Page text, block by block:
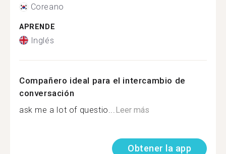
Coreano
APRENDE
Inglés
Compañero ideal para el intercambio de
conversación
ask me a lot of questio... Leer más
Obtener la app